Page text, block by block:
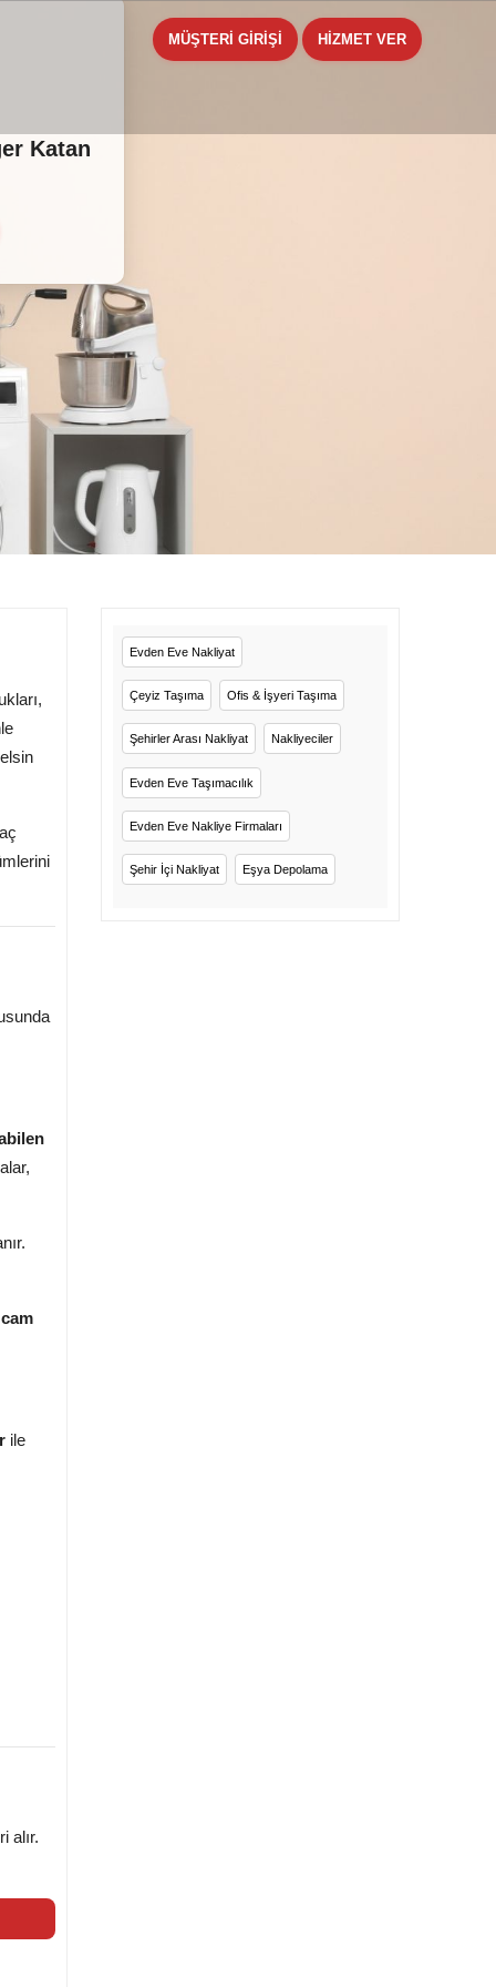
MÜŞTERİ GİRİŞİ HİZMET VER
Katan
cam
ile
alır.
Evden Eve Nakliyat
Çeyiz Taşıma Ofis & İşyeri Taşıma
Şehirler Arası Nakliyat Nakliyeciler
Evden Eve Taşımacılık
Evden Eve Nakliye Firmaları
Şehir İçi Nakliyat Eşya Depolama